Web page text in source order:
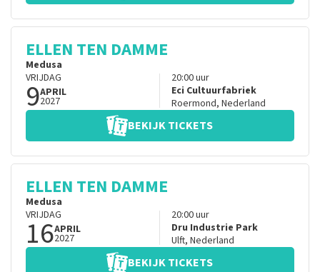
ELLEN TEN DAMME
Medusa
VRIJDAG
9APRIL
2027
20:00uur
Eci Cultuurfabriek
Roermond, Nederland
BEKIJK TICKETS
ELLEN TEN DAMME
Medusa
VRIJDAG
16APRIL
2027
20:00uur
Dru Industrie Park
Ulft, Nederland
BEKIJK TICKETS